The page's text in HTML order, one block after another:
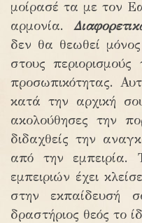
μοίρασέ τα με τον
αρμονία.
δεν θα θεωθεί
στους
προσωπικότητας.
κατά την αρχική
ακολούθησες την
διδαχθείς την
από την
εμπειριών έχει
στην εκπαίδευσή
δραστήριος θεός το